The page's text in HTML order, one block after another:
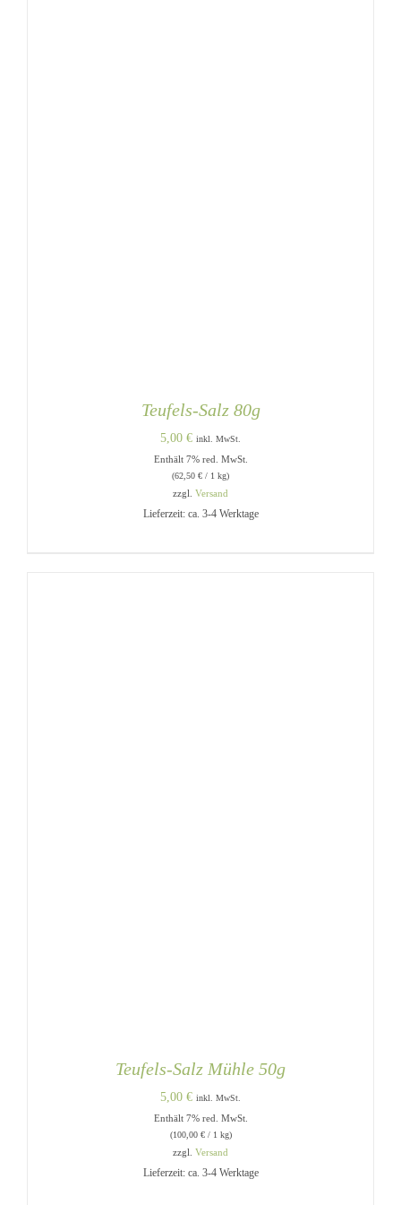
Teufels-Salz 80g
5,00 € inkl. MwSt.
Enthält 7% red. MwSt.
(62,50 € / 1 kg)
zzgl. Versand
Lieferzeit: ca. 3-4 Werktage
Teufels-Salz Mühle 50g
5,00 € inkl. MwSt.
Enthält 7% red. MwSt.
(100,00 €/ 1 kg)
zzgl. Versand
Lieferzeit: ca. 3-4 Werktage